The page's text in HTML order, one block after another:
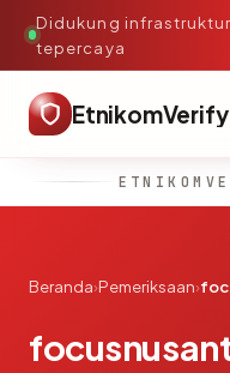
Didukung infrastruktur
tepercaya
EtnikomVerify
Beranda›Pemeriksaan›